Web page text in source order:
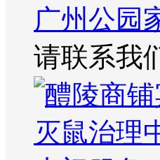
广州公园
请联系我